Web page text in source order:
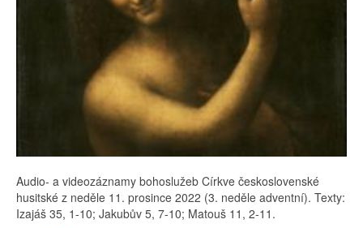
Audio- a videozáznamy bohoslužeb Církve československé
husitské z neděle 11. prosince 2022 (3. neděle adventní). Texty:
Izajáš 35, 1-10; Jakubův 5, 7-10; Matouš 11, 2-11.